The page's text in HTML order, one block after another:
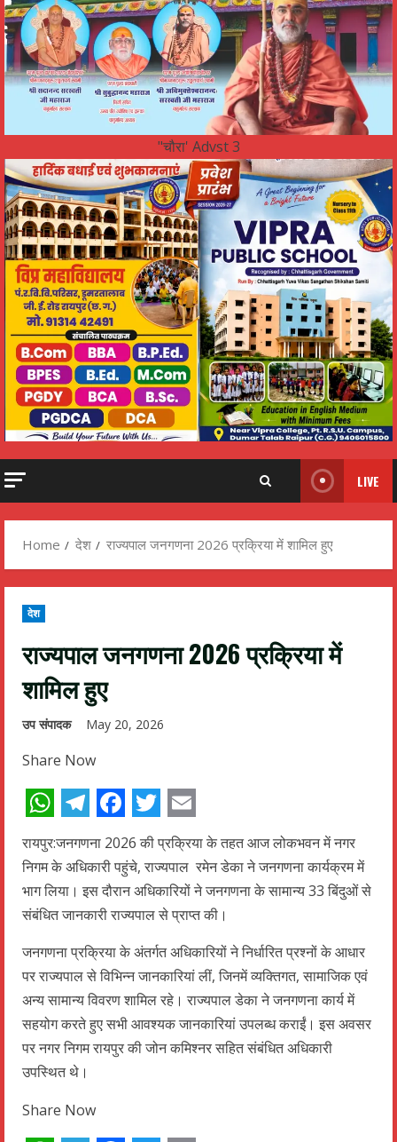
"चौरा' Advst 3
LIVE
Home देश राज्यपाल जनगणना 2026 प्रक्रिया में शामिल हुए
देश
राज्यपाल जनगणना 2026 प्रक्रिया में
शामिल हुए
उप संपादक May 20, 2026
Share Now
WhatsApp
Telegram
Facebook
Twitter
Email
रायपुर:जनगणना 2026 की प्रक्रिया के तहत आज लोकभवन में नगर
निगम के अधिकारी पहुंचे, राज्यपाल रमेन डेका ने जनगणना कार्यक्रम में
भाग लिया। इस दौरान अधिकारियों ने जनगणना के सामान्य 33 बिंदुओं से
संबंधित जानकारी राज्यपाल से प्राप्त की।
जनगणना प्रक्रिया के अंतर्गत अधिकारियों ने निर्धारित प्रश्नों के आधार
पर राज्यपाल से विभिन्न जानकारियां लीं, जिनमें व्यक्तिगत, सामाजिक एवं
अन्य सामान्य विवरण शामिल रहे। राज्यपाल डेका ने जनगणना कार्य में
सहयोग करते हुए सभी आवश्यक जानकारियां उपलब्ध कराईं। इस अवसर
पर नगर निगम रायपुर की जोन कमिश्नर सहित संबंधित अधिकारी
उपस्थित थे।
Share Now